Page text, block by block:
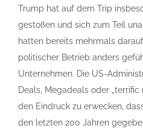
Trump hat auf dem Trip
gestoßen und sich zum Teil
hatten bereits mehrmals
politischer Betrieb anders
Unternehmen. Die US-
Deals, Megadeals oder
den Eindruck zu erwecken,
den letzten 200 Jahren